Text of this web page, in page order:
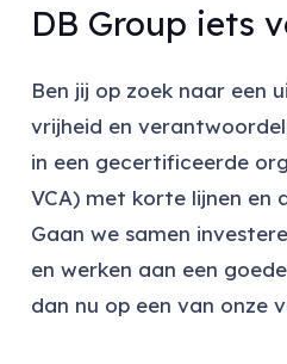
DB Group iets
Ben jij op zoek naar een
vrijheid en
in een gecertificeerde
VCA) met korte lijnen en
Gaan we samen
en werken aan een
dan nu op een van onze